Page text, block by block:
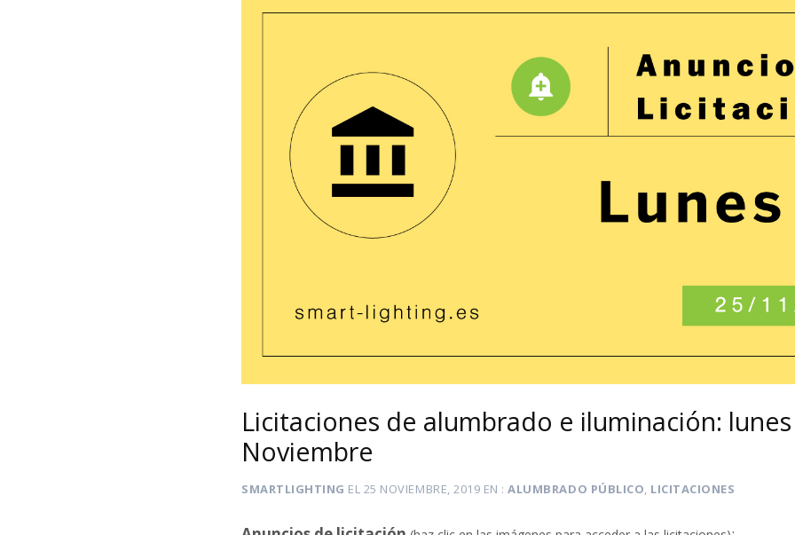
Licitaciones de alumbrado e iluminación:
Noviembre
SMARTLIGHTING EL 25 NOVIEMBRE, 2019 EN ALUMBRADO PÚBLICO, LICITACIONES